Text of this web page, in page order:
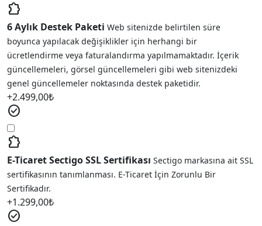
extension
6 Aylık Destek Paketi Web sitenizde belirtilen süre
boyunca yapılacak değişiklikler için herhangi bir
ücretlendirme veya faturalandırma yapılmamaktadır. İçerik
güncellemeleri, görsel güncellemeleri gibi web sitenizdeki
genel güncellemeler noktasında destek paketidir.
+2.499,00₺
check_circle
extension
E-Ticaret Sectigo SSL Sertifikası Sectigo markasına ait SSL
sertifikasının tanımlanması. E-Ticaret İçin Zorunlu Bir
Sertifikadır.
+1.299,00₺
check_circle